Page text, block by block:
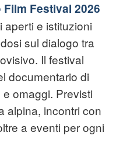
Film Festival 2026
e istituzioni
sul dialogo tra
Il festival
documentario di
omaggi. Previsti
alpina, incontri con
a eventi per ogni